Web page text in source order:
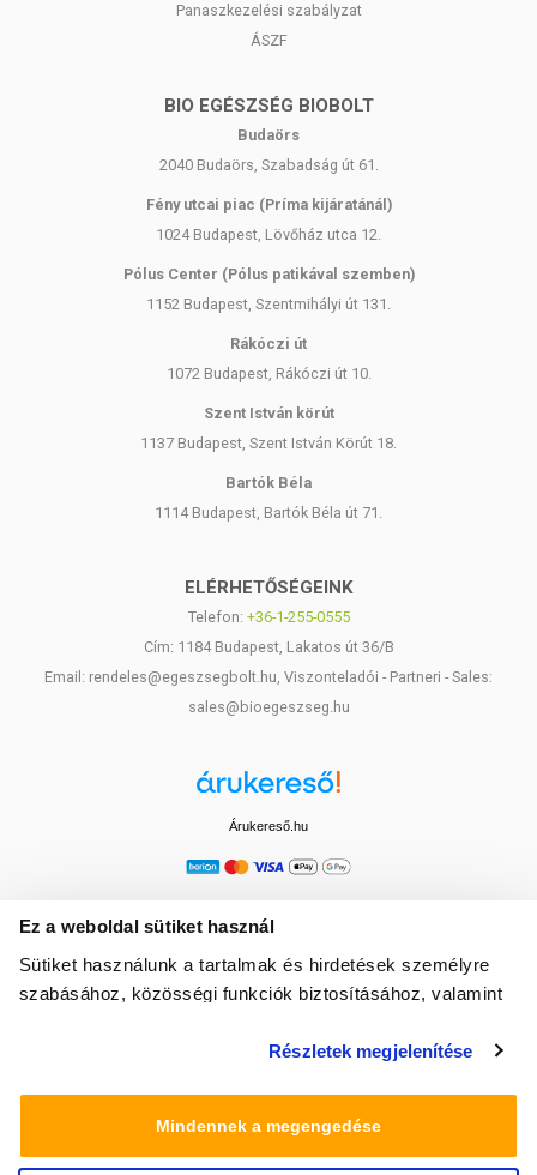
Ez a weboldal sütiket használ
Sütiket használunk a tartalmak és hirdetések személyre
szabásához, közösségi funkciók biztosításához, valamint
média-, hirdető- és elemező partnereinkkel megosztjuk az
amelyeket Ön adott meg számukra vagy az Ön által
használt más szolgáltatásokból gyűjtöttek.
Részletek megjelenítése
Mindennek a megengedése
Panaszkezelési szabályzat
ÁSZF
BIO EGÉSZSÉG BIOBOLT
Budaörs
2040 Budaörs, Szabadság út 61.
Fény utcai piac (Príma kijáratánál)
1024 Budapest, Lövőház utca 12.
Pólus Center (Pólus patikával szemben)
1152 Budapest, Szentmihályi út 131.
Rákóczi út
1072 Budapest, Rákóczi út 10.
Szent István körút
1137 Budapest, Szent István Körút 18.
Bartók Béla
1114 Budapest, Bartók Béla út 71.
ELÉRHETŐSÉGEINK
Telefon: +36-1-255-0555
Cím: 1184 Budapest, Lakatos út 36/B
Email: rendeles@egeszsegbolt.hu, Viszonteladói - Partneri - Sales:
sales@bioegeszseg.hu
Árukereső.hu